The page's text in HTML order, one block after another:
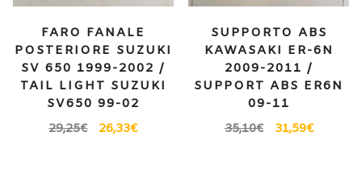
FARO FANALE
POSTERIORE SUZUKI
SV 650 1999-2002 /
TAIL LIGHT SUZUKI
SV650 99-02
29,25€ 26,33€
SUPPORTO ABS
KAWASAKI ER-6N
2009-2011 /
SUPPORT ABS ER6N
09-11
35,10€ 31,59€